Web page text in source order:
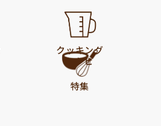
クッキング
レシピ
特集